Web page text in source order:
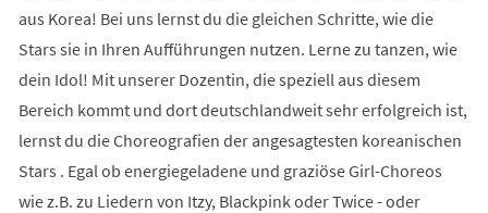
aus Korea! Bei uns lernst du die gleichen Schritte, wie die
Stars sie in Ihren Aufführungen nutzen. Lerne zu tanzen, wie
dein Idol! Mit unserer Dozentin, die speziell aus diesem
Bereich kommt und dort deutschlandweit sehr erfolgreich ist,
lernst du die Choreografien der angesagtesten koreanischen
Stars . Egal ob energiegeladene und graziöse Girl-Choreos
wie z.B. zu Liedern von Itzy, Blackpink oder Twice - oder